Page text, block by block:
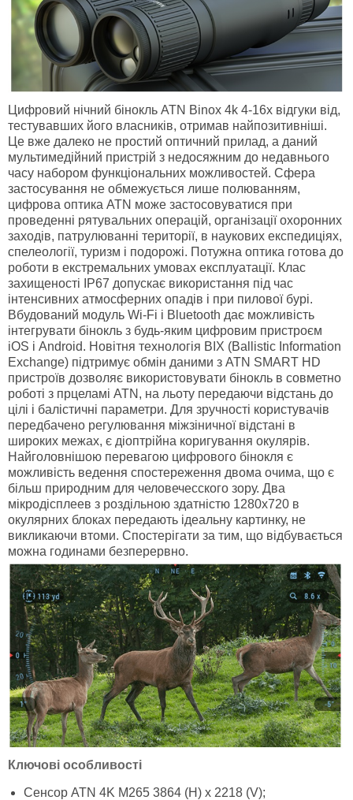
Цифровий нічний бінокль ATN Binox 4k 4-16x відгуки від,
тестувавших його власників, отримав найпозитивніші.
Це вже далеко не простий оптичний прилад, а даний
мультимедійний пристрій з недосяжним до недавнього
часу набором функціональних можливостей. Сфера
застосування не обмежується лише полюванням,
цифрова оптика ATN може застосовуватися при
проведенні рятувальних операцій, організації охоронних
заходів, патрулюванні території, в наукових експедиціях,
спелеології, туризм і подорожі. Потужна оптика готова до
роботи в екстремальних умовах експлуатації. Клас
захищеності IP67 допускає використання під час
інтенсивних атмосферних опадів і при пилової бурі.
Вбудований модуль Wi-Fi і Bluetooth дає можливість
інтегрувати бінокль з будь-яким цифровим пристроєм
iOS і Android. Новітня технологія BIX (Ballistic Information
Exchange) підтримує обмін даними з ATN SMART HD
пристроїв дозволяє використовувати бінокль в совметно
роботі з прцеламі ATN, на льоту передаючи відстань до
цілі і балістичні параметри. Для зручності користувачів
передбачено регулювання міжзіничної відстані в
широких межах, є діоптрійна коригування окулярів.
Найголовнішою перевагою цифрового бінокля є
можливість ведення спостереження двома очима, що є
більш природним для человечесского зору. Два
мікродісплеев з роздільною здатністю 1280x720 в
окулярних блоках передають ідеальну картинку, не
викликаючи втоми. Спостерігати за тим, що відбувається
можна годинами безперервно.
Ключові особливості
Сенсор ATN 4K M265 3864 (H) x 2218 (V);